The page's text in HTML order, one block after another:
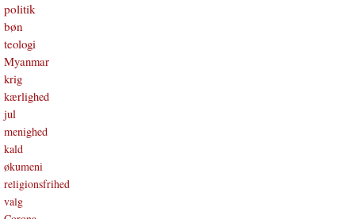
politik
bøn
teologi
Myanmar
krig
kærlighed
jul
menighed
kald
økumeni
religionsfrihed
valg